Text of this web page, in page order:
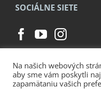
SOCIÁLNE SIETE
Na našich webových
aby sme vám poskytli
zapamätaniu vašich